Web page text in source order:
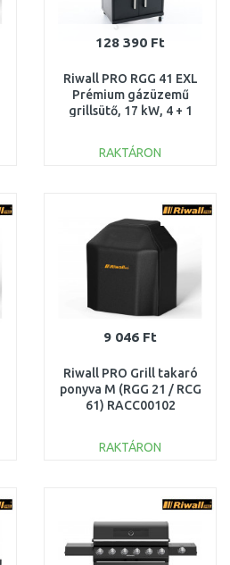
128 390 Ft
Riwall PRO RGG 41 EXL
Prémium gázüzemű
grillsütő, 17 kW, 4 + 1
GB01A2401115B
RAKTÁRON
Összehasonlítás
9 046 Ft
Riwall PRO Grill takaró
ponyva M (RGG 21 / RCG
61) RACC00102
RAKTÁRON
Összehasonlítás